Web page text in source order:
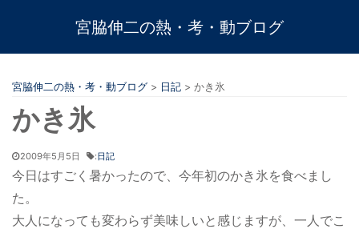
宮脇伸二の熱・考・動ブログ
宮脇伸二の熱・考・動ブログ > 日記 > かき氷
かき氷
2009年5月5日 :日記
今日はすごく暑かったので、今年初のかき氷を食べまし
た。
大人になっても変わらず美味しいと感じますが、一人でこ